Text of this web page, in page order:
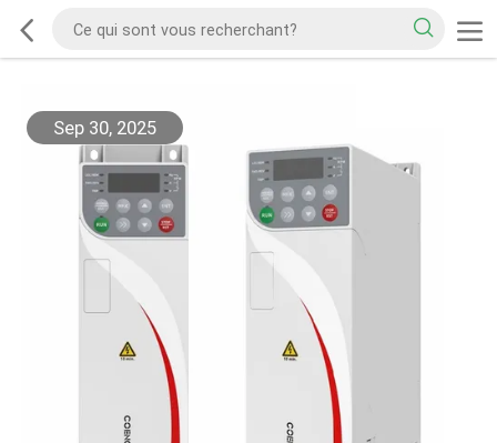
Sep 30, 2025